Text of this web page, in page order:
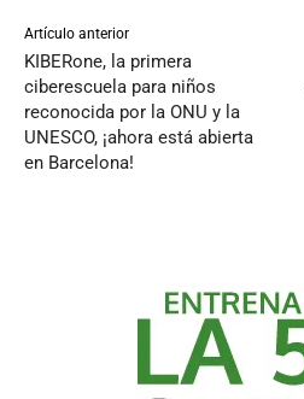
Artículo anterior
KIBERone, la primera
ciberescuela para niños
reconocida por la ONU y la
UNESCO, ¡ahora está abierta
en Barcelona!